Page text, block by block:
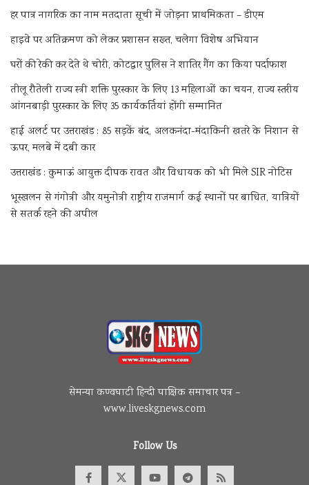
हर पात्र नागरिक का नाम मतदाता सूची में जोड़ना प्राथमिकता – डीएम
हाइवे पर अतिक्रमण को लेकर प्रशासन सख्त, चलेगा विशेष अभियान
घरों की रेकी कर देते थे चोरी, कोटद्वार पुलिस ने शातिर गैंग का किया पर्दाफाश
तीलू रौतेली राज्य स्त्री शक्ति पुरस्कार के लिए 13 महिलाओं का चयन, राज्य स्तरीय
आंगनबाड़ी पुरस्कार के लिए 35 कार्यकर्तियां होंगी सम्मानित
हाई अलर्ट पर उत्तराखंड : 85 सड़कें बंद, अलकनंदा-मंदाकिनी खतरे के निशान से
ऊपर, मलबे में दबी कार
उत्तराखंड : कुमाऊं आयुक्त दीपक रावत और विधायक को भी मिले SIR नोटिस
भूस्खलन से गंगोत्री और यमुनोत्री राष्ट्रीय राजमार्ग कई स्थानों पर बाधित, यात्रियों
से सतर्क रहने की अपील
सेमन्या कण्वघाटी हिन्दी पाक्षिक समाचार पत्र –
www.liveskgnews.com
Follow Us